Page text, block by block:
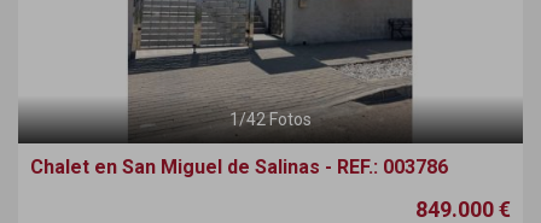
1 /42Fotos
Chalet en San Miguel de Salinas - REF.: 003786
849.000 €